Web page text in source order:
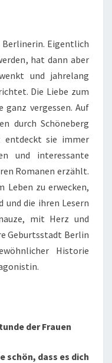
Eigentlich
hat dann aber
und jahrelang
Die Liebe zum
ganz vergessen. Auf
durch Schöneberg
entdeckt sie immer
und interessante
Romanen erzählt.
Leben zu erwecken,
und die ihren Lesern
mit Herz und
Geburtsstadt Berlin
Historie
der Frauen
schön, dass es dich